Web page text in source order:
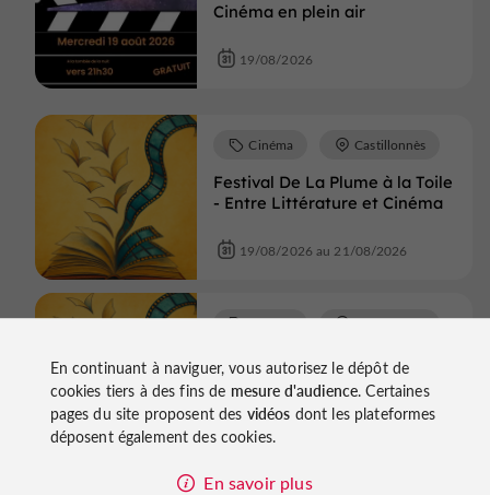
Cinéma en plein air
19/08/2026
Festival De La Plume à la Toile
- Entre Littérature et Cinéma
Cinéma Castillonnès
19/08/2026 au 21/08/2026
Festival De La Plume à la Toile
- Entre Littérature et Cinéma
Cinéma Castillonnès
19/08/2026 au 21/08/2026
En continuant à naviguer, vous autorisez le dépôt de
cookies tiers à des fins de mesure d'audience. Certaines
pages du site proposent des vidéos dont les plateformes
déposent également des cookies.
En savoir plus